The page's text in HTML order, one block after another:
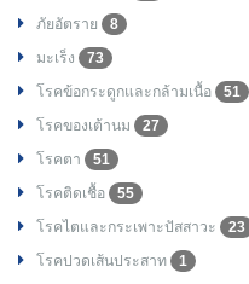
ภัยอัตราย
8
มะเร็ง
73
โรคข้อกระดูกและกล้ามเนื้อ
51
โรคของเต้านม
27
โรคตา
51
โรคติดเชื้อ
55
โรคไตและกระเพาะปัสสาวะ
23
โรคปวดเส้นประสาท
1